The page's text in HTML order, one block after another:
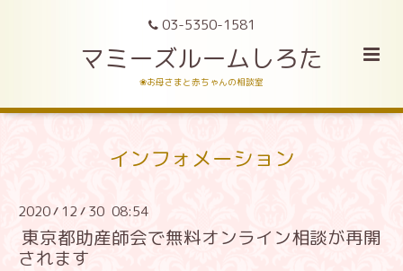
03-5350-1581
マミーズルームしろた
❀お母さまと赤ちゃんの相談室
インフォメーション
2020/ 12 / 30 08:54
東京都助産師会で無料オンライン相談が再開
されます